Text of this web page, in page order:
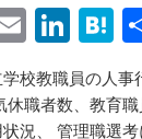
E
m
ai
Li
n
k
H
e
校教職員の人事
職者数、教育職
況、 管理職選